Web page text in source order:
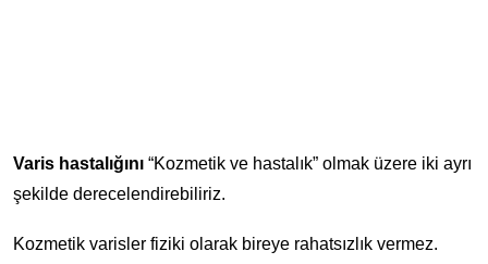
Varis hastalığını “Kozmetik ve hastalık” olmak üzere iki ayrı
şekilde derecelendirebiliriz.
Kozmetik varisler fiziki olarak bireye rahatsızlık vermez.